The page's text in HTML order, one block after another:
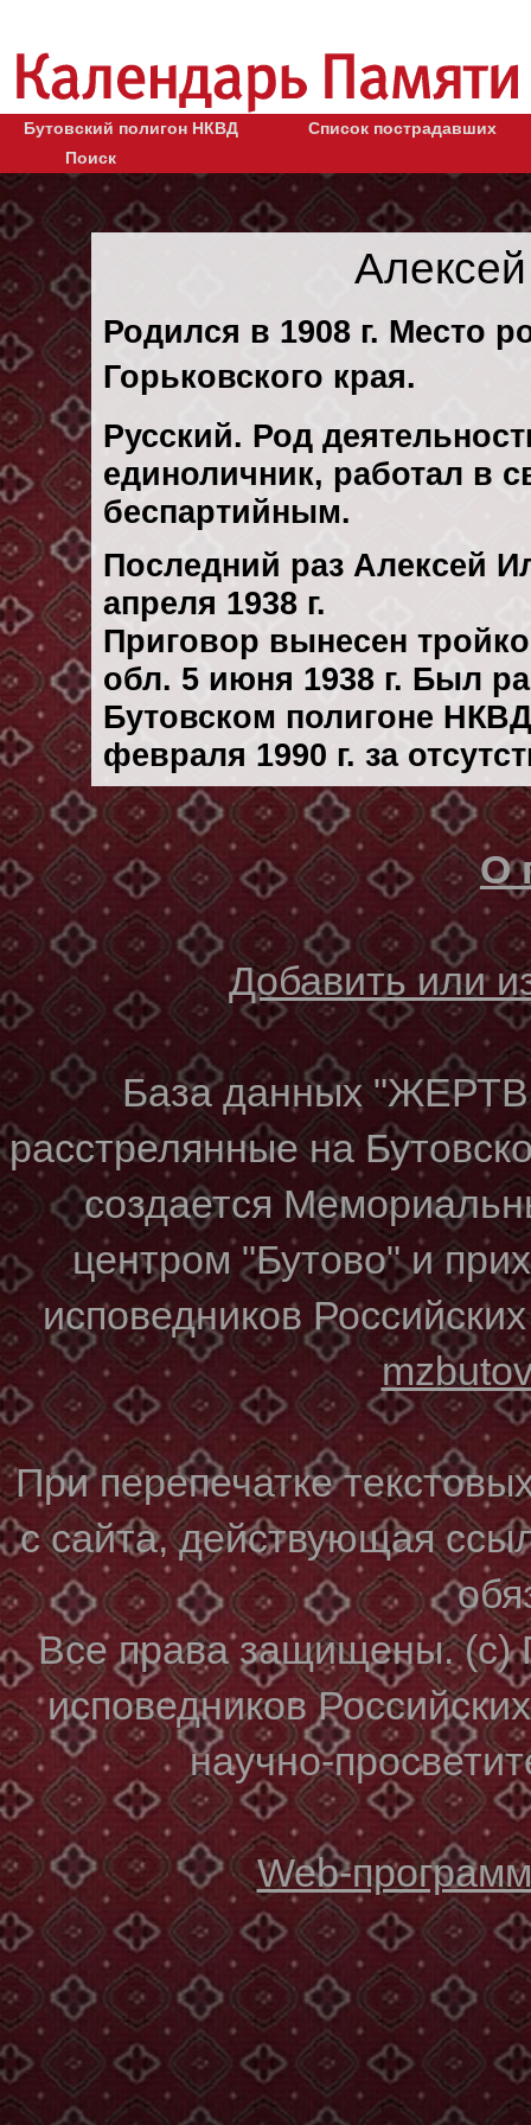
Бутовский полигон НКВД
Список пострадавших
Поиск
Родился в 1908 г. Место
Горьковского края.
Русский. Род
единоличник, работал в
беспартийным.
Последний раз Алексей
апреля 1938 г.
Приговор вынесен
обл. 5 июня 1938 г. Был
Бутовском полигоне
февраля 1990 г. за
О
Добавить или
База данных
расстрелянные на
создается
центром "Бутово" и
исповедников
При перепечатке
с сайта, действующая
Все права защищены. (с)
исповедников
научно-
Web-